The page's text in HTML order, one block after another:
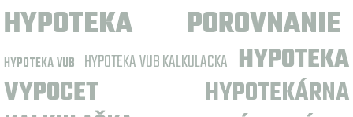
HYPOTEKA POROVNANIE
HYPOTEKA VUB HYPOTEKA VUB KALKULACKA HYPOTEKA
VYPOCET
HYPOTEKÁRNA